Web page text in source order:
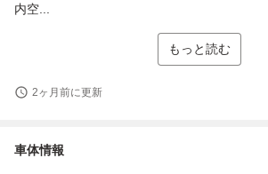
内空...
もっと読む
2ヶ月前に更新
車体情報